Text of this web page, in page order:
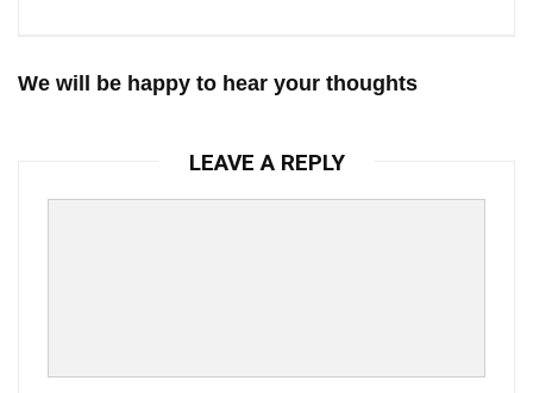
We will be happy to hear your thoughts
LEAVE A REPLY